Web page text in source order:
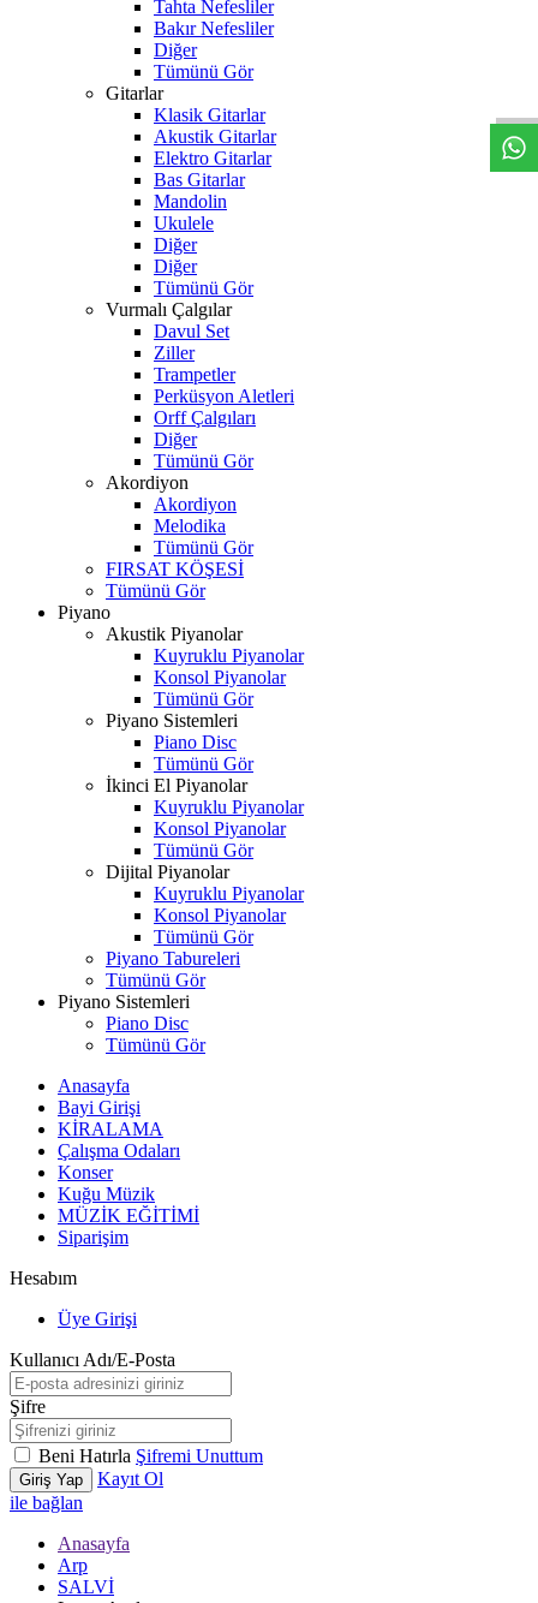
Tahta Nefesliler
Bakır Nefesliler
Diğer
Tümünü Gör
Gitarlar
Klasik Gitarlar
Akustik Gitarlar
Elektro Gitarlar
Bas Gitarlar
Mandolin
Ukulele
Diğer
Diğer
Tümünü Gör
Vurmalı Çalgılar
Davul Set
Ziller
Trampetler
Perküsyon Aletleri
Orff Çalgıları
Diğer
Tümünü Gör
Akordiyon
Akordiyon
Melodika
Tümünü Gör
FIRSAT KÖŞESİ
Tümünü Gör
Piyano
Akustik Piyanolar
Kuyruklu Piyanolar
Konsol Piyanolar
Tümünü Gör
Piyano Sistemleri
Piano Disc
Tümünü Gör
İkinci El Piyanolar
Kuyruklu Piyanolar
Konsol Piyanolar
Tümünü Gör
Dijital Piyanolar
Kuyruklu Piyanolar
Konsol Piyanolar
Tümünü Gör
Piyano Tabureleri
Tümünü Gör
Piyano Sistemleri
Piano Disc
Tümünü Gör
Anasayfa
Bayi Girişi
KİRALAMA
Çalışma Odaları
Konser
Kuğu Müzik
MÜZİK EĞİTİMİ
Siparişim
Hesabım
Üye Girişi
Kullanıcı Adı/E-Posta
Şifre
Beni Hatırla Şifremi Unuttum
Giriş Yap
Kayıt Ol
ile bağlan
Anasayfa
Arp
SALVİ